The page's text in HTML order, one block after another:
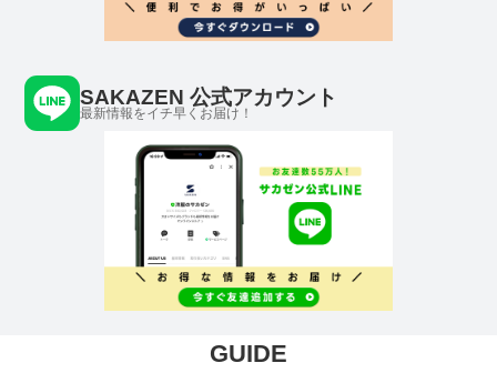
SAKAZEN 公式アカウント
最新情報をイチ早くお届け！